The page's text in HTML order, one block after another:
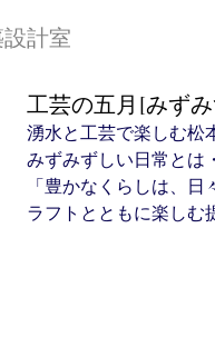
計室
工芸の五月[みず
湧水と工芸で楽しむ松
みずみずしい日常とは
「豊かなくらしは、
ラフトとともに楽しむ